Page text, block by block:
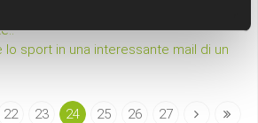
lo sport in una interessante mail di un
22 23 24 25 26 27